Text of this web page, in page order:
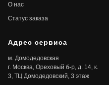
О нас
Статус заказа
Адрес сервиса
м. Домодедовская
г. Москва, Ореховый б-р, д. 14, к.
3, ТЦ Домодедовский, 3 этаж